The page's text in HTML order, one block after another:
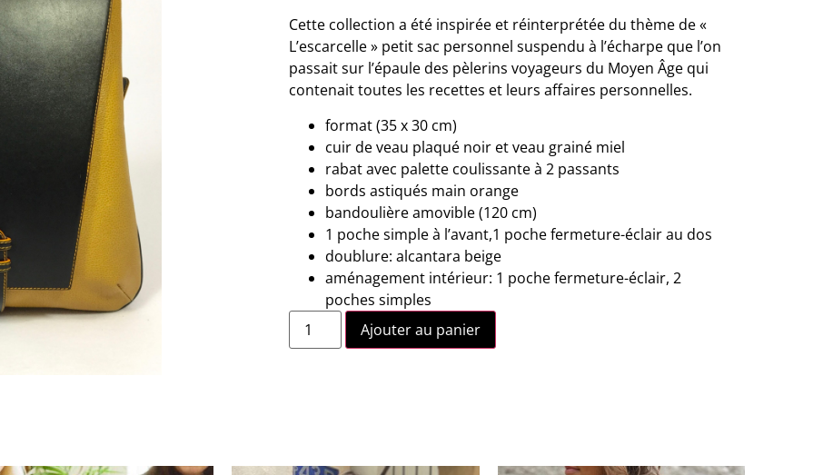
Cette collection a été inspirée et réinterprétée du thème de «
L’escarcelle » petit sac personnel suspendu à l’écharpe que l’on
passait sur l’épaule des pèlerins voyageurs du Moyen Âge qui
contenait toutes les recettes et leurs affaires personnelles.
format (35 x 30 cm)
cuir de veau plaqué noir et veau grainé miel
rabat avec palette coulissante à 2 passants
bords astiqués main orange
bandoulière amovible (120 cm)
1 poche simple à l’avant,1 poche fermeture-éclair au dos
doublure: alcantara beige
aménagement intérieur: 1 poche fermeture-éclair, 2
poches simples
Ajouter au panier